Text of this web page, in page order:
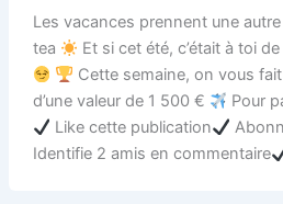
Les vacances prennent une
tea
Et si cet été, c’était à toi
Cette semaine, on vous
d’une valeur de 1 500 €
Pour
Like cette publication
Identifie 2 amis en commentaire